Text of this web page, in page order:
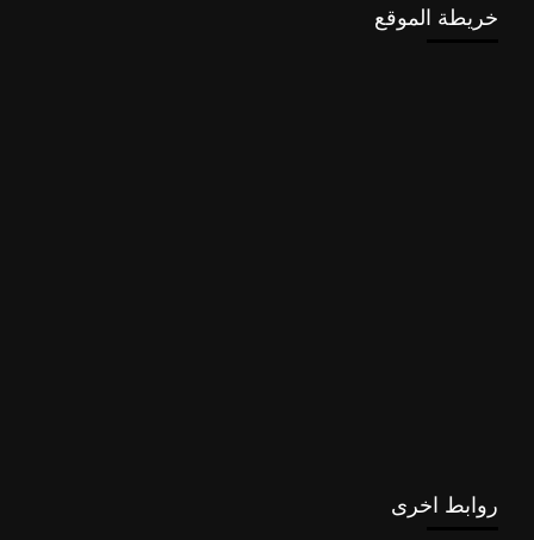
خريطة الموقع
روابط اخرى